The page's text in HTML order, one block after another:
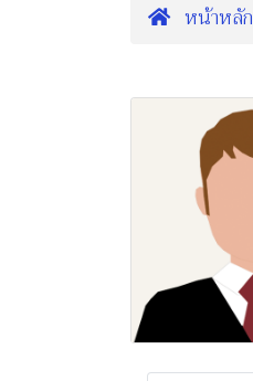
หน้าหลัก